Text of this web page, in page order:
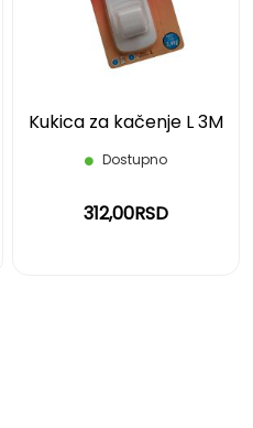
Kukica za kačenje L 3M
Dostupno
312,00RSD